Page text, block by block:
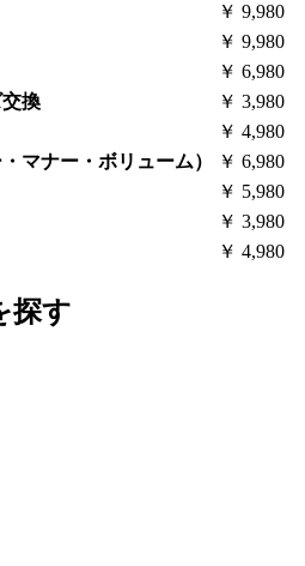
￥ 9,980
￥ 9,980
￥ 6,980
換
￥ 3,980
￥ 4,980
マナー・ボリューム）
￥ 6,980
￥ 5,980
￥ 3,980
￥ 4,980
探す